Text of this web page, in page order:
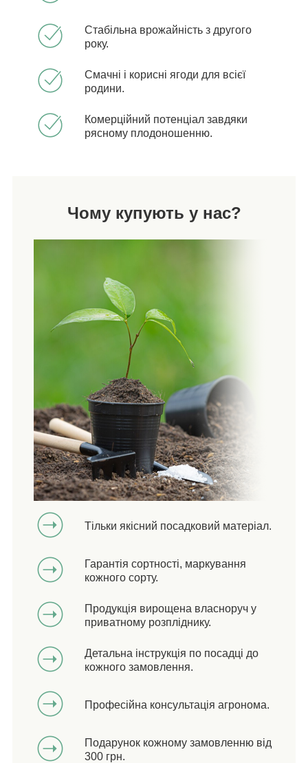
Стабільна врожайність з другого
року.
Смачні і корисні ягоди для всієї
родини.
Комерційний потенціал завдяки
рясному плодоношенню.
Чому купують у нас?
Тільки якісний посадковий матеріал.
Гарантія сортності, маркування
кожного сорту.
Продукція вирощена власноруч у
приватному розпліднику.
Детальна інструкція по посадці до
кожного замовлення.
Професійна консультація агронома.
Подарунок кожному замовленню від
300 грн.